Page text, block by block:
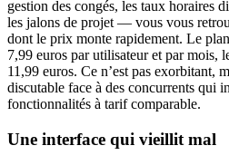
gestion des congés, les taux horaires
les jalons de projet — vous vous
dont le prix monte rapidement. Le
7,99 euros par utilisateur et par mois,
11,99 euros. Ce n’est pas exorbitant,
discutable face à des concurrents qui
fonctionnalités à tarif comparable.
Une interface qui vieillit mal